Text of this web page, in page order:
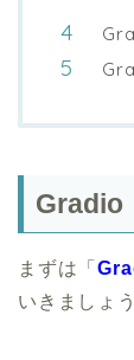
Gradio
まずは「
いきましょう